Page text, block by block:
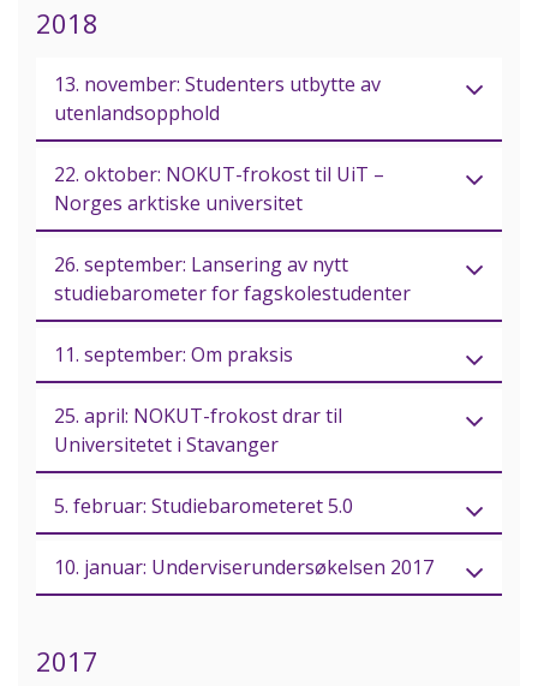
2018
13. november: Studenters utbytte av
utenlandsopphold
22. oktober: NOKUT-frokost til UiT –
Norges arktiske universitet
26. september: Lansering av nytt
studiebarometer for fagskolestudenter
11. september: Om praksis
25. april: NOKUT-frokost drar til
Universitetet i Stavanger
5. februar: Studiebarometeret 5.0
10. januar: Underviserundersøkelsen 2017
2017